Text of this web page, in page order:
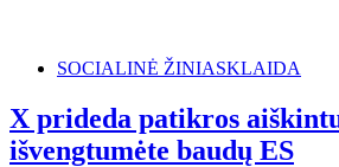
SOCIALINĖ ŽINIASKLAIDA
X prideda patikros
išvengtumėte baudų ES